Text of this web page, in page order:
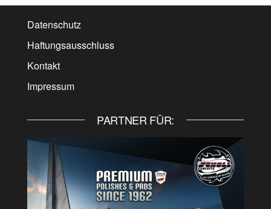
Datenschutz
Haftungsausschluss
Kontakt
Impressum
PARTNER FÜR: